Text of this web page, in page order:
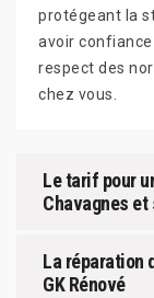
protégeant la
avoir
respect des
chez vous.
Le tarif pour
Chavagnes
La réparation
GK Rénové